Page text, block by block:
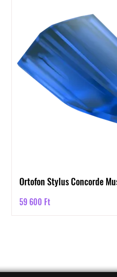
Ortofon Stylus Concorde
Ár
59 600 Ft